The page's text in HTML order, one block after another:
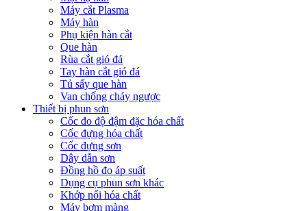
Máy cắt Plasma
Máy hàn
Phụ kiện hàn cắt
Que hàn
Rùa cắt gió đá
Tay hàn cắt gió đá
Tủ sấy que hàn
Van chống cháy ngược
Thiết bị phun sơn
Cốc đo độ đậm đặc hóa chất
Cốc đựng hóa chất
Cốc đựng sơn
Dây dẫn sơn
Đồng hồ đo áp suất
Dụng cụ phun sơn khác
Khớp nối hóa chất
Máy bơm màng